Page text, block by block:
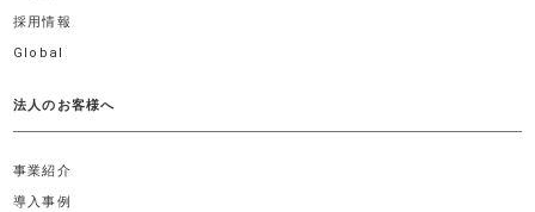
採用情報
Global
法人のお客様へ
事業紹介
導入事例